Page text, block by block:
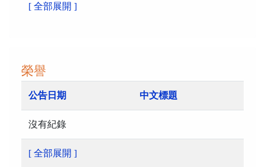
[ 全部展開 ]
榮譽
公告日期 中文標題
沒有紀錄
[ 全部展開 ]